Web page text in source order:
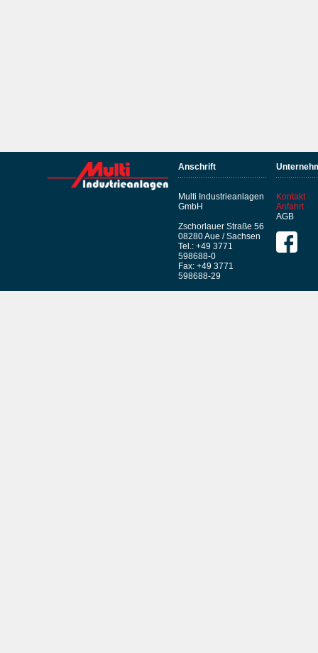
Anschrift
Multi Industrieanlagen
GmbH
Zschorlauer Straße 56
08280 Aue / Sachsen
Tel.: +49 3771
598688-0
Fax: +49 3771
598688-29
Kontakt
Anfahrt
AGB